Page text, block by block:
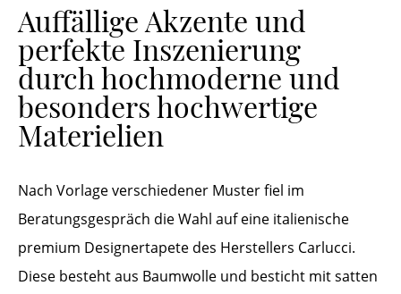
Auffällige Akzente und
perfekte Inszenierung
durch hochmoderne und
besonders hochwertige
Materielien
Nach Vorlage verschiedener Muster fiel im
Beratungsgespräch die Wahl auf eine italienische
premium Designertapete des Herstellers Carlucci.
Diese besteht aus Baumwolle und besticht mit satten